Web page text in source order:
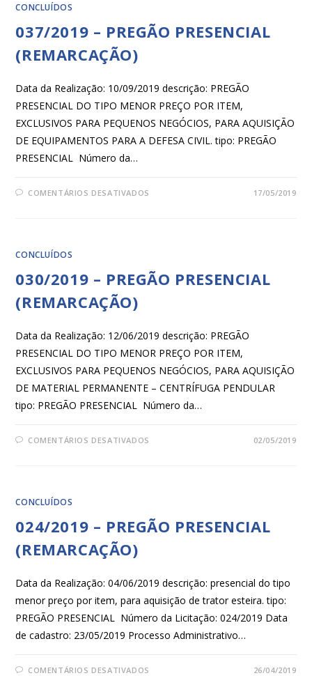
CONCLUÍDOS
037/2019 – PREGÃO PRESENCIAL
(REMARCAÇÃO)
Data da Realização: 10/09/2019 descrição: PREGÃO
PRESENCIAL DO TIPO MENOR PREÇO POR ITEM,
EXCLUSIVOS PARA PEQUENOS NEGÓCIOS, PARA AQUISIÇÃO
DE EQUIPAMENTOS PARA A DEFESA CIVIL. tipo: PREGÃO
PRESENCIAL Número da…
COMENTÁRIOS DESATIVADOS 17/05/2019
CONCLUÍDOS
030/2019 – PREGÃO PRESENCIAL
(REMARCAÇÃO)
Data da Realização: 12/06/2019 descrição: PREGÃO
PRESENCIAL DO TIPO MENOR PREÇO POR ITEM,
EXCLUSIVOS PARA PEQUENOS NEGÓCIOS, PARA AQUISIÇÃO
DE MATERIAL PERMANENTE – CENTRÍFUGA PENDULAR
tipo: PREGÃO PRESENCIAL Número da…
COMENTÁRIOS DESATIVADOS 02/05/2019
CONCLUÍDOS
024/2019 – PREGÃO PRESENCIAL
(REMARCAÇÃO)
Data da Realização: 04/06/2019 descrição: presencial do tipo
menor preço por item, para aquisição de trator esteira. tipo:
PREGÃO PRESENCIAL Número da Licitação: 024/2019 Data
de cadastro: 23/05/2019 Processo Administrativo…
COMENTÁRIOS DESATIVADOS 26/04/2019